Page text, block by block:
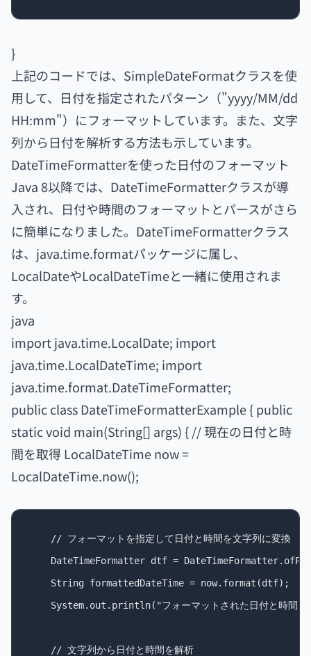
}
上記のコードでは、SimpleDateFormatクラスを使
用して、日付を指定されたパターン（"yyyy/MM/dd
HH:mm"）にフォーマットしています。また、文字
列から日付を解析する方法も示しています。
DateTimeFormatterを使った日付のフォーマット
Java 8以降では、DateTimeFormatterクラスが導
入され、日付や時間のフォーマットとパースがさら
に簡単になりました。DateTimeFormatterクラス
は、java.time.formatパッケージに属し、
LocalDateやLocalDateTimeと一緒に使用されま
す。
java
import java.time.LocalDate; import
java.time.LocalDateTime; import
java.time.format.DateTimeFormatter;
public class DateTimeFormatterExample { public
static void main(String[] args) { // 現在の日付と時
間を取得 LocalDateTime now =
LocalDateTime.now();
    // フォーマットを指定して日付と時間を文字列に変換
DateTimeFormatter dtf =
    String formattedDateTime = now.format(dtf);
System.out.println("フォーマットされた日付と時間
    // 文字列から日付と時間を解析